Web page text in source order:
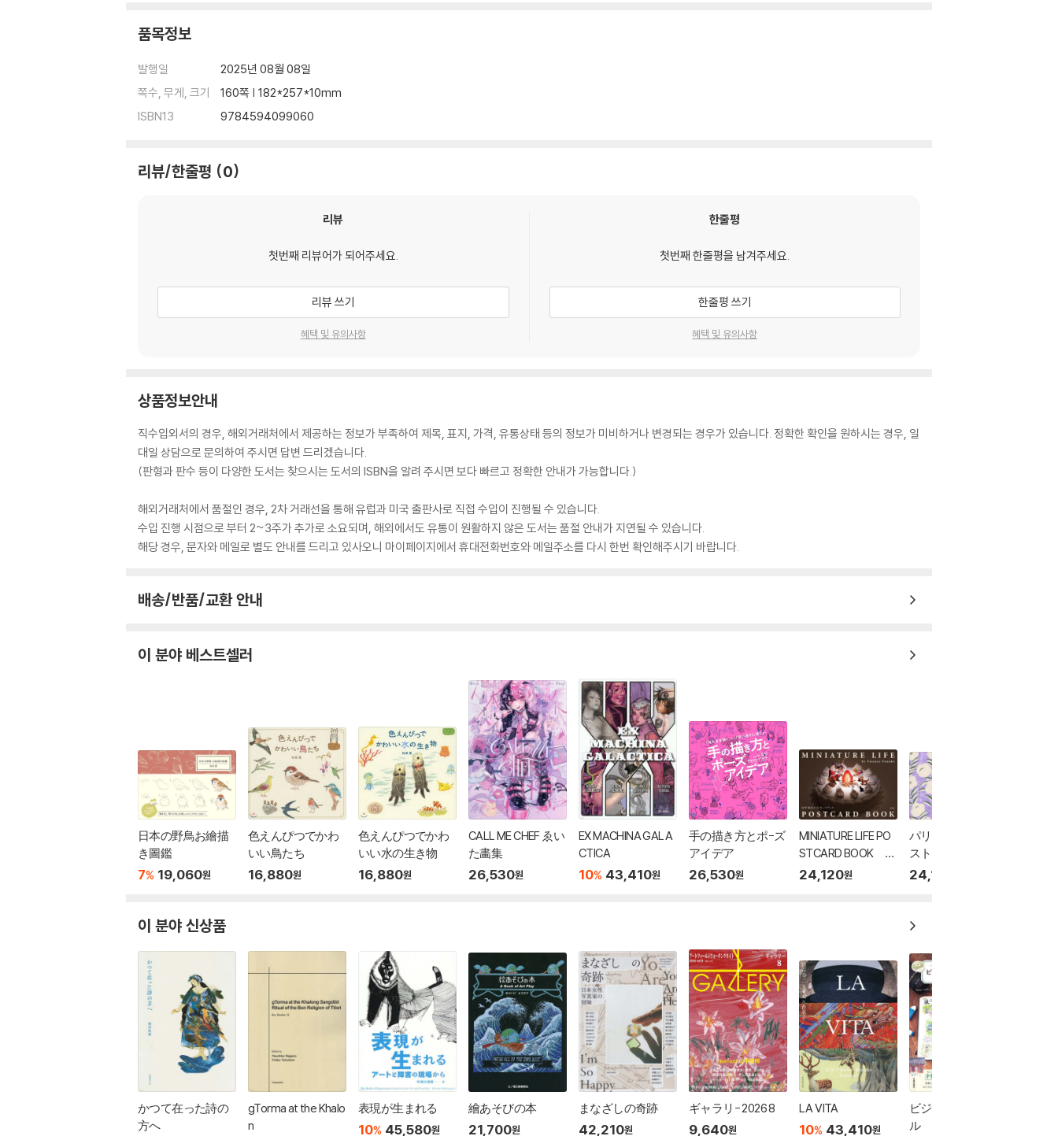
품목정보
발행일
2025년 08월 08일
쪽수, 무게, 크기
160쪽 | 182*257*10mm
ISBN13
9784594099060
리뷰/한줄평 0
리뷰
첫번째 리뷰어가 되어주세요.
리뷰 쓰기
혜택 및 유의사항
한줄평
첫번째 한줄평을 남겨주세요.
한줄평 쓰기
혜택 및 유의사항
상품정보안내
직수입외서의 경우, 해외거래처에서 제공하는 정보가 부족하여 제목, 표지, 가격, 유통상태 등의 정보가 미비하거나 변경되는 경우가 있습니다. 정확한 확인을 원하시는 경우, 일
대일 상담으로 문의하여 주시면 답변 드리겠습니다.
(판형과 판수 등이 다양한 도서는 찾으시는 도서의 ISBN을 알려 주시면 보다 빠르고 정확한 안내가 가능합니다.)
해외거래처에서 품절인 경우, 2차 거래선을 통해 유럽과 미국 출판사로 직접 수입이 진행될 수 있습니다.
수입 진행 시점으로 부터 2~3주가 추가로 소요되며, 해외에서도 유통이 원활하지 않은 도서는 품절 안내가 지연될 수 있습니다.
해당 경우, 문자와 메일로 별도 안내를 드리고 있사오니 마이페이지에서 휴대전화번호와 메일주소를 다시 한번 확인해주시기 바랍니다.
배송/반품/교환 안내
이 분야 베스트셀러
日本の野鳥お繪描
き圖鑑
7% 19,060원
色えんぴつでかわ
いい鳥たち
16,880원
色えんぴつでかわ
いい水の生き物
16,880원
CALL ME CHEF ゑい
た畵集
26,530원
EX MACHINA GALA
CTICA
10% 43,410원
手の描き方とポ-ズ
アイデア
26,530원
MINIATURE LIFE PO
STCARD BOOK 田
中達也ポストカ-ド
24,120원
パリの素敵なイラ
スト100枚レタ-ブ
ック
24,120
이 분야 신상품
かつて在った詩の
方へ
gTorma at the Khalo
n
表現が生まれる
10% 45,580원
繪あそびの本
21,700원
まなざしの奇跡
42,210원
ギャラリ- 2026 8
9,640원
LA VITA
10% 43,410원
ビジュアルジャ-ナ
ル